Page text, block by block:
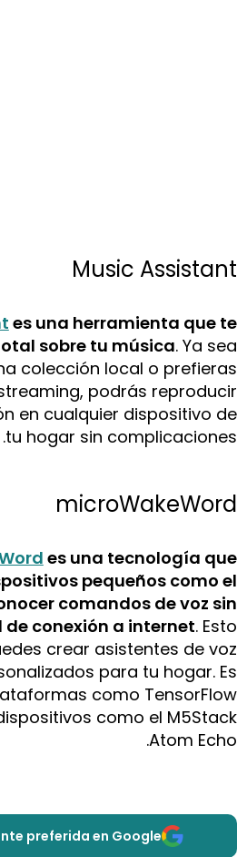
Music Assistant
es una herramienta que te
sobre tu música. Ya sea
colección local o prefieras
podrás reproducir
en cualquier dispositivo de
tu hogar sin complicaciones.
microWakeWord
es una tecnología que
pequeños como el
comandos de voz sin
de conexión a internet. Esto
crear asistentes de voz
para tu hogar. Es
como TensorFlow
como el M5Stack
Atom Echo.
preferida en Google